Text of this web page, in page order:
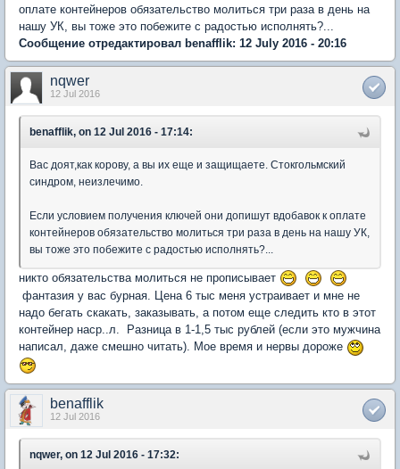
оплате контейнеров обязательство молиться три раза в день на
нашу УК, вы тоже это побежите с радостью исполнять?...
Сообщение отредактировал benafflik: 12 July 2016 - 20:16
nqwer
12 Jul 2016
benafflik, on 12 Jul 2016 - 17:14:
Вас доят,как корову, а вы их еще и защищаете. Стокгольмский
синдром, неизлечимо.
Если условием получения ключей они допишут вдобавок к оплате
контейнеров обязательство молиться три раза в день на нашу УК,
вы тоже это побежите с радостью исполнять?...
никто обязательства молиться не прописывает
фантазия у вас бурная. Цена 6 тыс меня устраивает и мне не
надо бегать скакать, заказывать, а потом еще следить кто в этот
контейнер наср..л. Разница в 1-1,5 тыс рублей (если это мужчина
написал, даже смешно читать). Мое время и нервы дороже
benafflik
12 Jul 2016
nqwer, on 12 Jul 2016 - 17:32: